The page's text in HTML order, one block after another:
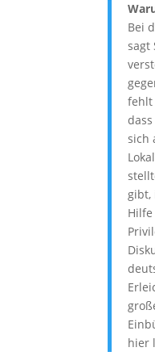
Bei
sagt
fehlt
sich
gibt,
hier